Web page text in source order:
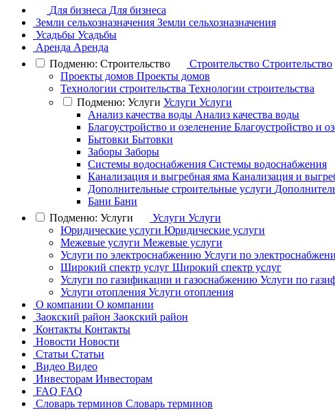
Для бизнеса Для бизнеса
Земли сельхозназначения Земли сельхозназначения
Усадьбы Усадьбы
Аренда Аренда
Подменю: Строительство
Строительство Строительство
Проекты домов Проекты домов
Технологии строительства Технологии строительства
Подменю: Услуги Услуги Услуги
Анализ качества воды Анализ качества воды
Благоустройство и озеленение Благоустройство и
Бытовки Бытовки
Заборы Заборы
Системы водоснабжения Системы водоснабжения
Канализация и выгребная яма Канализация и
Дополнительные строительные услуги
Бани Бани
Подменю: Услуги
Услуги Услуги
Юридические услуги Юридические услуги
Межевые услуги Межевые услуги
Услуги по электроснабжению Услуги по
Широкий спектр услуг Широкий спектр услуг
Услуги по газификации и газоснабжению Услуги по
Услуги отопления Услуги отопления
О компании О компании
Заокский район Заокский район
Контакты Контакты
Новости Новости
Статьи Статьи
Видео Видео
Инвесторам Инвесторам
FAQ FAQ
Словарь терминов Словарь терминов